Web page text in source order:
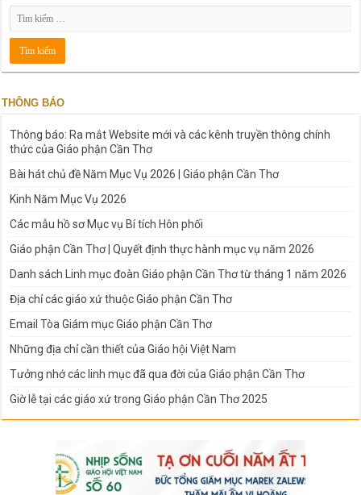
THÔNG BÁO
Thông báo: Ra mắt Website mới và các kênh truyền thông chính
thức của Giáo phận Cần Thơ
Bài hát chủ đề Năm Mục Vụ 2026 | Giáo phận Cần Thơ
Kinh Năm Mục Vụ 2026
Các mẫu hồ sơ Mục vụ Bí tích Hôn phối
Giáo phận Cần Thơ | Quyết định thực hành mục vụ năm 2026
Danh sách Linh mục đoàn Giáo phận Cần Thơ từ tháng 1 năm 2026
Địa chỉ các giáo xứ thuộc Giáo phận Cần Thơ
Email Tòa Giám mục Giáo phận Cần Thơ
Những địa chỉ cần thiết của Giáo hội Việt Nam
Tưởng nhớ các linh mục đã qua đời của Giáo phận Cần Thơ
Giờ lễ tại các giáo xứ trong Giáo phận Cần Thơ 2025